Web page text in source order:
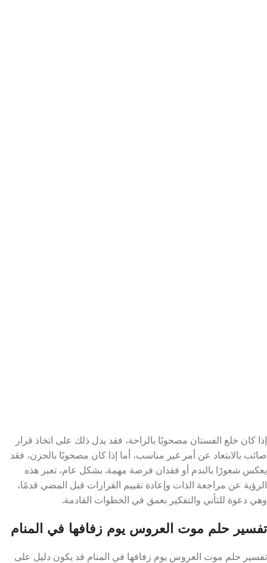
إذا كان خلع الفستان مصحوبًا بالراحة، فقد يدل ذلك على اتخاذ قرار
صائب بالابتعاد عن أمر غير مناسب، أما إذا كان مصحوبًا بالحزن، فقد
يعكس شعورًا بالندم أو فقدان فرصة مهمة. بشكل عام، تعبر هذه
الرؤية عن مراجعة الذات وإعادة تقييم القرارات قبل المضي قدمًا،
وهي دعوة للتأني والتفكير بعمق في الخطوات القادمة.
تفسير حلم موت العروس يوم زفافها في المنام
تفسير حلم موت العروس يوم زفافها في المنام قد يكون دليل على